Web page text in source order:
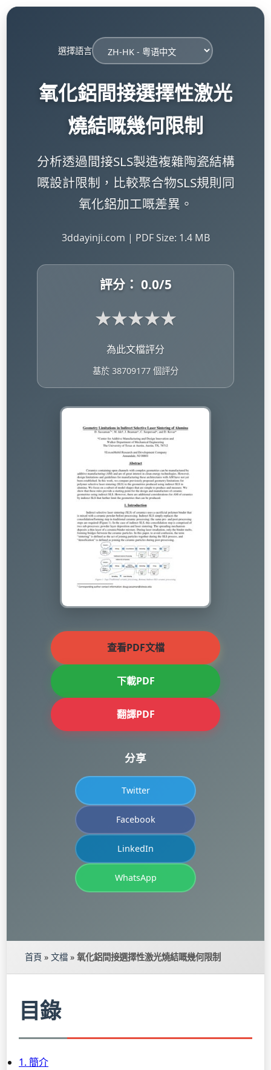
選擇語言
氧化鋁間接選擇性激光
燒結嘅幾何限制
分析透過間接SLS製造複雜陶瓷結構
嘅設計限制，比較聚合物SLS規則同
氧化鋁加工嘅差異。
3ddayinji.com | PDF Size: 1.4 MB
評分： 0.0/5
★★★★★
為此文檔評分
基於 38709177 個評分
查看PDF文檔
下載PDF
翻譯PDF
分享
Twitter
Facebook
LinkedIn
WhatsApp
首頁 » 文檔 » 氧化鋁間接選擇性激光燒結嘅幾何限制
目錄
1. 簡介